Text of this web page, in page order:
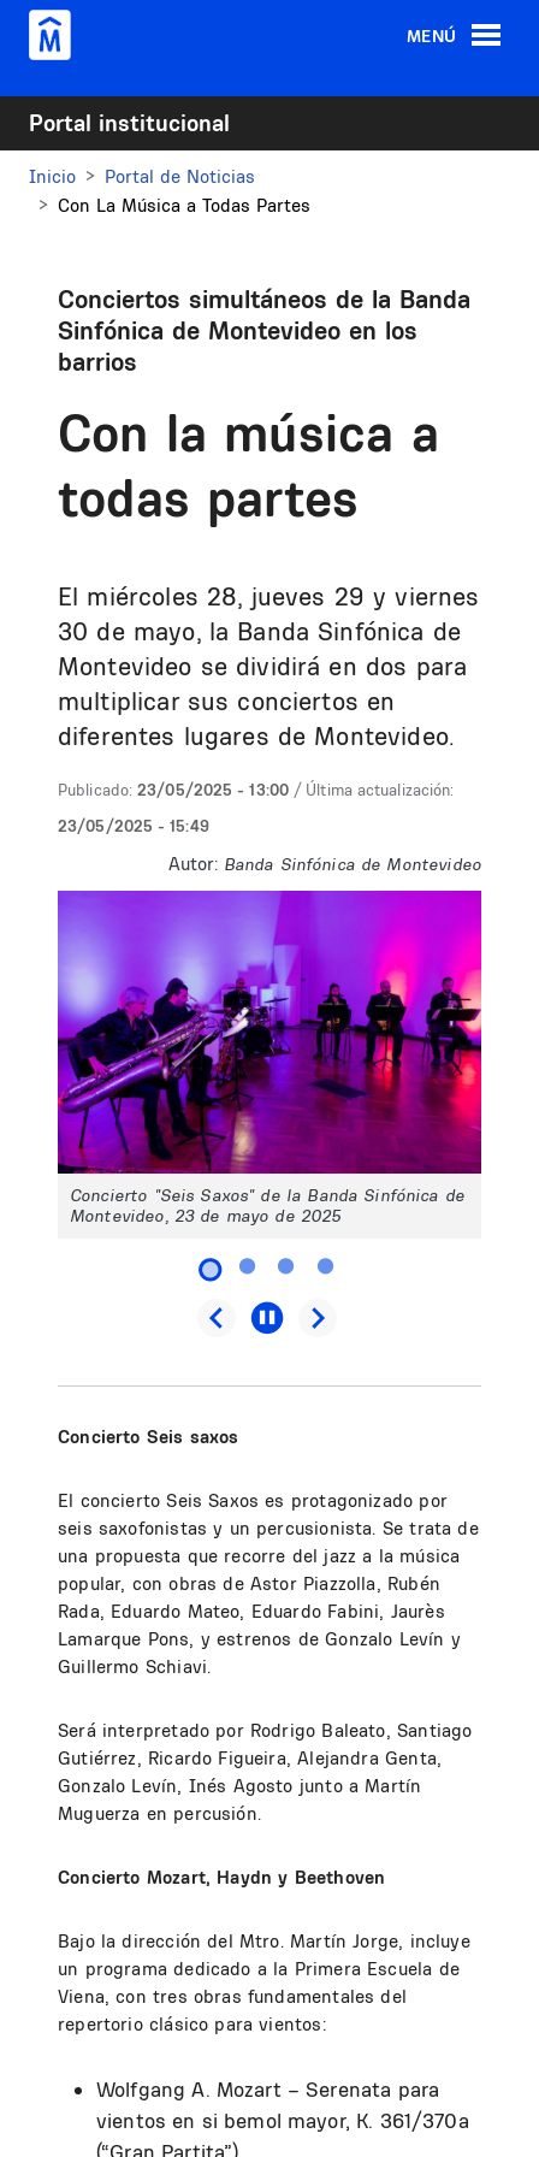
Pasar al contenido principal
MENÚ
Portal institucional
Inicio
Portal de Noticias
Con La Música a Todas Partes
Conciertos simultáneos de la Banda
Sinfónica de Montevideo en los
barrios
Con la música a
todas partes
El miércoles 28, jueves 29 y viernes
30 de mayo, la Banda Sinfónica de
Montevideo se dividirá en dos para
multiplicar sus conciertos en
diferentes lugares de Montevideo.
Publicado: 23/05/2025 - 13:00 / Última actualización:
23/05/2025 - 15:49
Autor: Banda Sinfónica de Montevideo
Concierto "Seis Saxos" de la Banda Sinfónica de
Montevideo, 23 de mayo de 2025
Concierto Seis saxos
El concierto Seis Saxos es protagonizado por
seis saxofonistas y un percusionista. Se trata de
una propuesta que recorre del jazz a la música
popular, con obras de Astor Piazzolla, Rubén
Rada, Eduardo Mateo, Eduardo Fabini, Jaurès
Lamarque Pons, y estrenos de Gonzalo Levín y
Guillermo Schiavi.
Será interpretado por Rodrigo Baleato, Santiago
Gutiérrez, Ricardo Figueira, Alejandra Genta,
Gonzalo Levín, Inés Agosto junto a Martín
Muguerza en percusión.
Concierto Mozart, Haydn y Beethoven
Bajo la dirección del Mtro. Martín Jorge, incluye
un programa dedicado a la Primera Escuela de
Viena, con tres obras fundamentales del
repertorio clásico para vientos:
Wolfgang A. Mozart – Serenata para
vientos en si bemol mayor, K. 361/370a